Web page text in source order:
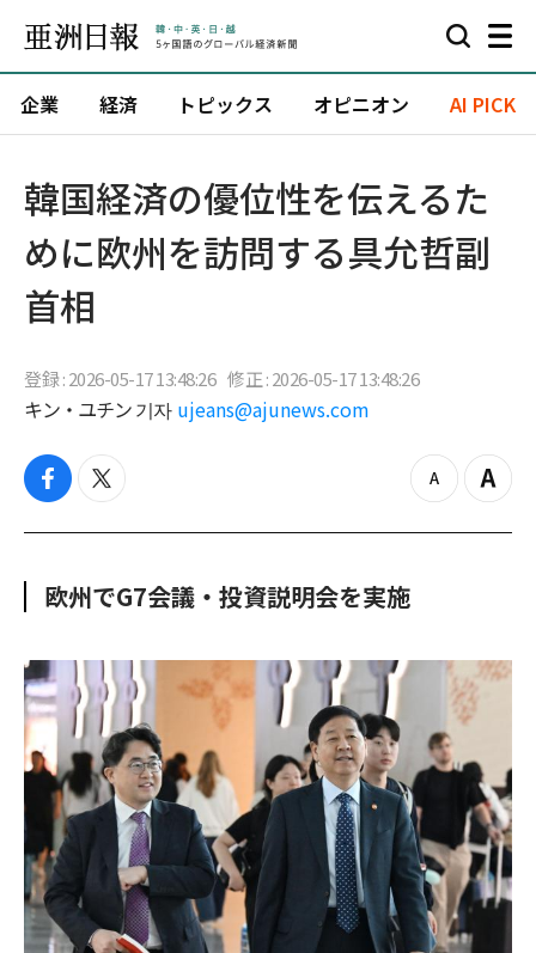
企業 経済 トピックス オピニオン AI PICK
韓国経済の優位性を伝えるた
めに欧州を訪問する具允哲副
首相
登録 : 2026-05-17 13:48:26 修正 : 2026-05-17 13:48:26
キン・ユチン 기자 ujeans@ajunews.com
f
c
o
t
i
e
z
o
Z
o
欧州でG7会議・投資説明会を実施